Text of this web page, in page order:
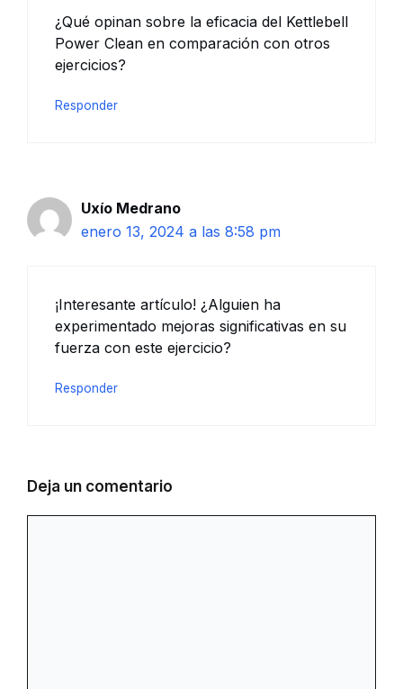
¿Qué opinan sobre la eficacia del Kettlebell
Power Clean en comparación con otros
ejercicios?
Responder
Uxío Medrano
enero 13, 2024 a las 8:58 pm
¡Interesante artículo! ¿Alguien ha
experimentado mejoras significativas en su
fuerza con este ejercicio?
Responder
Deja un comentario